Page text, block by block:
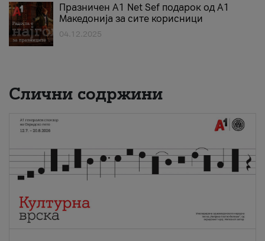
Празничен A1 Net Sеf подарок од А1
Македонија за сите корисници
04.12.2025
Слични содржини